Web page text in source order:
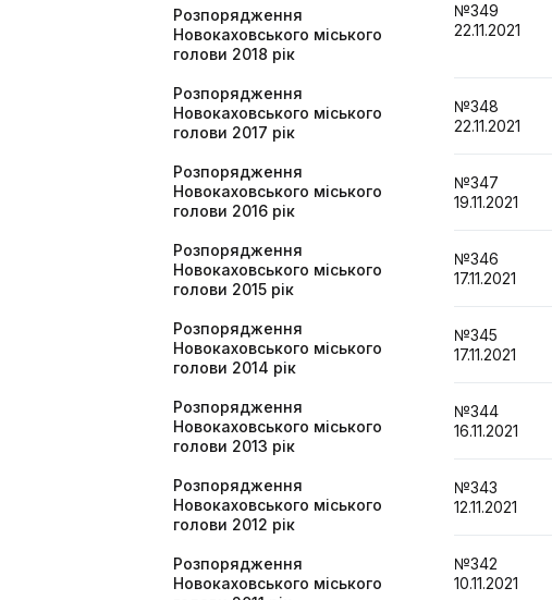
Розпорядження
Новокаховського міського
голови 2018 рік
Розпорядження
Новокаховського міського
голови 2017 рік
Розпорядження
Новокаховського міського
голови 2016 рік
Розпорядження
Новокаховського міського
голови 2015 рік
Розпорядження
Новокаховського міського
голови 2014 рік
Розпорядження
Новокаховського міського
голови 2013 рік
Розпорядження
Новокаховського міського
голови 2012 рік
Розпорядження
Новокаховського міського
№349
22.11.2021
№348
22.11.2021
№347
19.11.2021
№346
17.11.2021
№345
17.11.2021
№344
16.11.2021
№343
12.11.2021
№342
10.11.2021